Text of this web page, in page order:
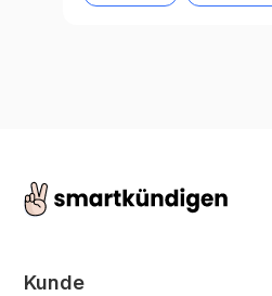
Kunde